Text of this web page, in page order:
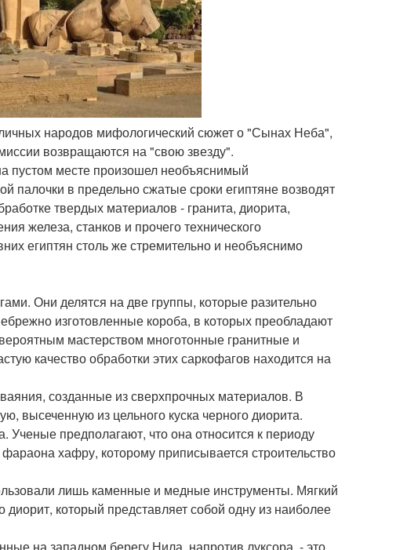
народов мифологический сюжет о "Сынах Неба",
возвращаются на "свою звезду".
пустом месте произошел необъяснимый
в предельно сжатые сроки египтяне возводят
твердых материалов - гранита, диорита,
железа, станков и прочего технического
египтян столь же стремительно и необъяснимо
Они делятся на две группы, которые разительно
изготовленные короба, в которых преобладают
мастерством многотонные гранитные и
качество обработки этих саркофагов находится на
созданные из сверхпрочных материалов. В
высеченную из цельного куска черного диорита.
Ученые предполагают, что она относится к периоду
хафру, которому приписывается строительство
лишь каменные и медные инструменты. Мягкий
который представляет собой одну из наиболее